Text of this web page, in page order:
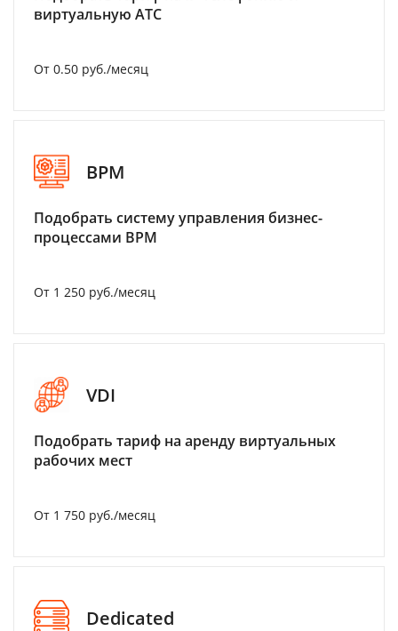
виртуальную АТС
От 0.50 руб./месяц
BPM
Подобрать систему управления бизнес-
процессами BPM
От 1 250 руб./месяц
VDI
Подобрать тариф на аренду виртуальных
рабочих мест
От 1 750 руб./месяц
Dedicated